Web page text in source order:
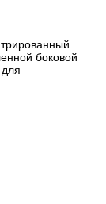
боковой